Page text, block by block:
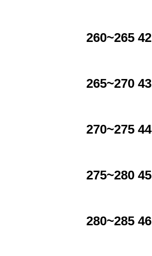
260~265 42
265~270 43
270~275 44
275~280 45
280~285 46